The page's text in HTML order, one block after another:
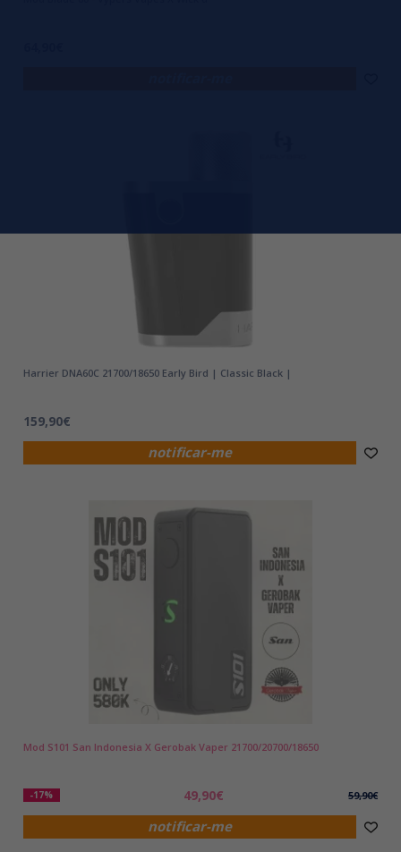
notificar-me
Harrier DNA60C 21700/18650 Early Bird | Classic Black |
159,90€
notificar-me
Mod S101 San Indonesia X Gerobak Vaper 21700/20700/18650
-17% 49,90€ 59,90€